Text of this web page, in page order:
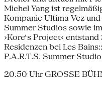
Michel Yang ist
Kompanie Ultima Vez
Summer Studios sowie
›Kore‘s Project‹
Residenzen bei Les
P.A.R.T.S. Summer
20.50 Uhr GROSSE